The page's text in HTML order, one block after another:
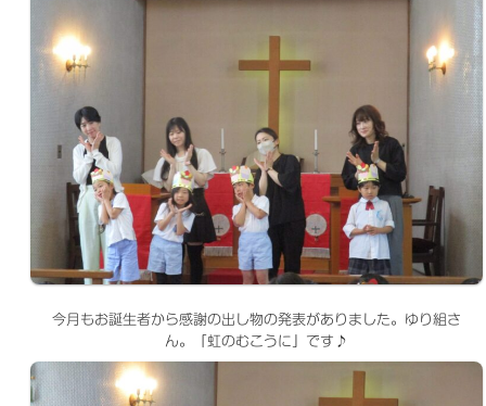
今月もお誕生者から感謝の出し物の発表がありました。ゆり組さ
ん。「虹のむこうに」です♪